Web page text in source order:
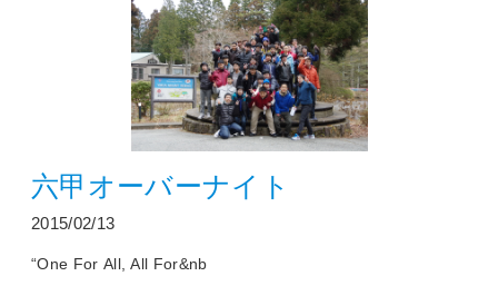
六甲オーバーナイト
2015/02/13
“One For All, All For&nb